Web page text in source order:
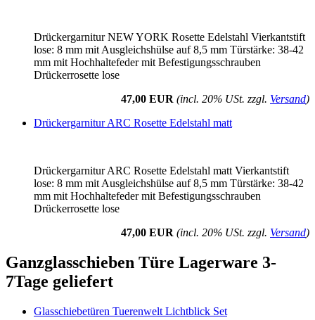
Drückergarnitur NEW YORK Rosette Edelstahl Vierkantstift
lose: 8 mm mit Ausgleichshülse auf 8,5 mm Türstärke: 38-42
mm mit Hochhaltefeder mit Befestigungsschrauben
Drückerrosette lose
47,00 EUR (incl. 20% USt. zzgl. Versand)
Drückergarnitur ARC Rosette Edelstahl matt
Drückergarnitur ARC Rosette Edelstahl matt Vierkantstift
lose: 8 mm mit Ausgleichshülse auf 8,5 mm Türstärke: 38-42
mm mit Hochhaltefeder mit Befestigungsschrauben
Drückerrosette lose
47,00 EUR (incl. 20% USt. zzgl. Versand)
Ganzglasschieben Türe Lagerware 3-
7Tage geliefert
Glasschiebetüren Tuerenwelt Lichtblick Set